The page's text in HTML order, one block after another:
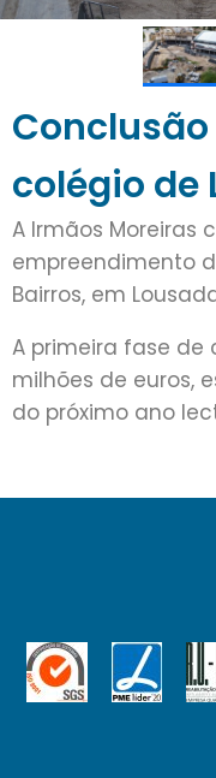
colégio de
A Irmãos Moreiras
empreendimento
Bairros, em
A primeira fase de
milhões de euros,
do próximo ano